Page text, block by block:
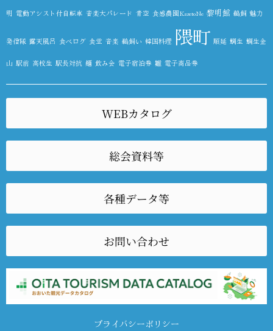
明 電動アシスト付自転車 音楽大パレード 青空 食感農園KazetoNe 黎明館 鵜飼 魅力
発信隊 露天風呂 食べログ 食堂 音楽 鵜飼い 韓国料理 隈町 順延 鯛生 鯛生金
山 駅前 高校生 駅長対抗 麺 飲み会 電子宿泊券 雛 電子商品券
WEBカタログ
総会資料等
各種データ等
お問い合わせ
プライバシーポリシー